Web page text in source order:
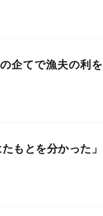
企てで漁夫の利を
もとを分かった」